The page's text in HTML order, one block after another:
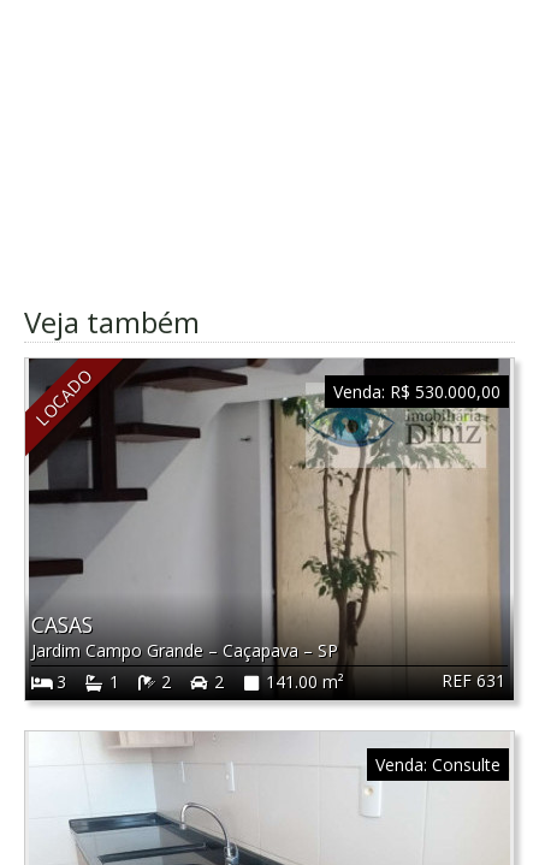
Veja também
LOCADO
REF 631
CASAS
Jardim Campo Grande – Caçapava–SP
3
1 2 2 141.00 m²
Venda: R$ 530.000,00
Venda: Consulte